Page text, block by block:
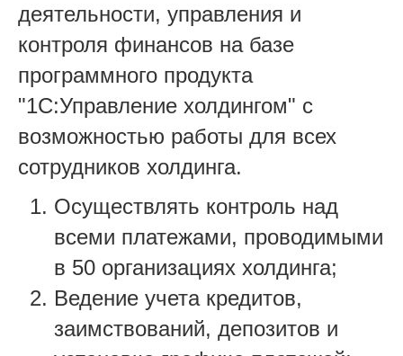
деятельности, управления и
контроля финансов на базе
программного продукта
"1С:Управление холдингом" с
возможностью работы для всех
сотрудников холдинга.
Осуществлять контроль над
всеми платежами, проводимыми
в 50 организациях холдинга;
Ведение учета кредитов,
заимствований, депозитов и